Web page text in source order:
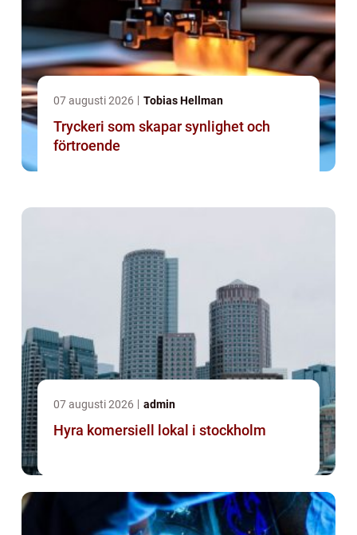
07 augusti 2026 Tobias Hellman
Tryckeri som skapar synlighet och
förtroende
07 augusti 2026 admin
Hyra komersiell lokal i stockholm